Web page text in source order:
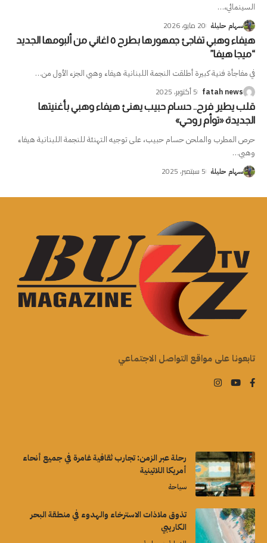
السينمائي،…
سهام حليلة 20 مايو، 2026
هيفاء وهبي تفاجئ جمهورها بطرح ٥ اغاني من ألبومها الجديد
“ميجا هيفا”
في مفاجأة فنية كبيرة أطلقت النجمة اللبنانية هيفاء وهبي الجزء الأول من…
fatah news 5 أكتوبر، 2025
قلب يطير فرح.. حسام حبيب يهنئ هيفاء وهبي بأغنيتها
الجديدة «توأم روحي»
حرص المطرب والملحن حسام حبيب، على توجيه التهنئة للنجمة اللبنانية هيفاء
وهبي…
سهام حليلة 5 سبتمبر، 2025
تابعونا على مواقع التواصل الاجتماعي
رحلة عبر الزمن: تجارب ثقافية غامرة في جميع أنحاء
أمريكا اللاتينية
سياحة
تذوق ملاذات الاسترخاء والهدوء في منطقة البحر
الكاريبي